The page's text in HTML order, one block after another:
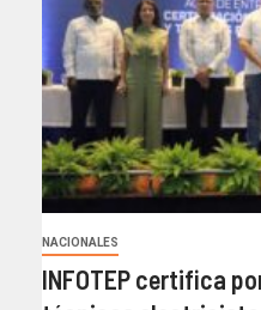
NACIONALES
INFOTEP certifica